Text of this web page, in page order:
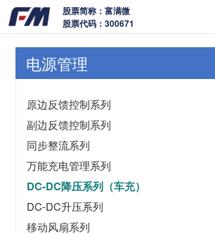
股票简称：富满微
股票代码：300671
电源管理
原边反馈控制系列
副边反馈控制系列
同步整流系列
万能充电管理系列
DC-DC降压系列（车充）
DC-DC升压系列
移动风扇系列